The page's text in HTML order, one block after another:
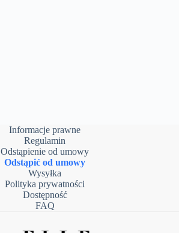
Informacje prawne
Regulamin
Odstąpienie od umowy
Odstąpić od umowy
Wysyłka
Polityka prywatności
Dostępność
FAQ